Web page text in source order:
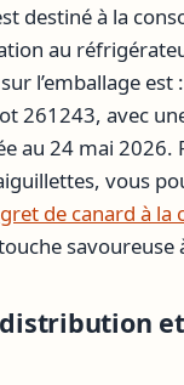
destiné à la
au
l’emballage est
261243, avec
au 24 mai 2026.
vous
de canard à la
savoureuse